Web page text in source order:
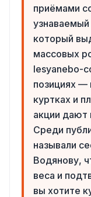
приёмами
узнаваемый
который
массовых
lesyanebo-
позициях —
куртках и
акции
Среди
называли
Водянову,
веса и
вы хотите